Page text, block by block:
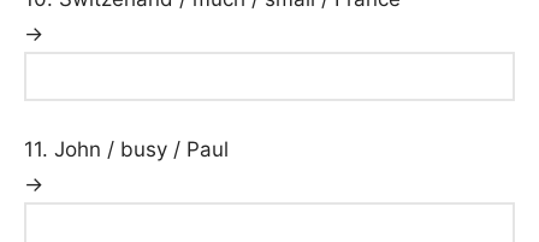
→
11. John / busy / Paul
→